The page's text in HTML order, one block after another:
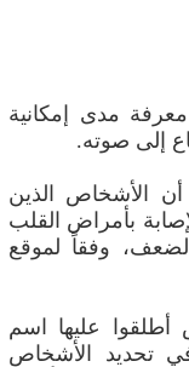
مدى إمكانية
إلى صوته.
الأشخاص الذين
بأمراض القلب
وفقاً لموقع
عليها اسم
تحديد الأشخاص